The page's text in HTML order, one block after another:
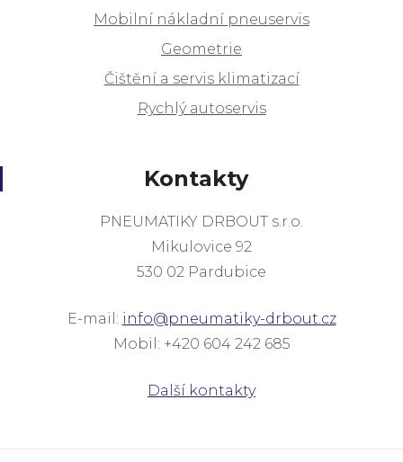
Mobilní nákladní pneuservis
Geometrie
Čištění a servis klimatizací
Rychlý autoservis
Kontakty
PNEUMATIKY DRBOUT s.r.o.
Mikulovice 92
530 02 Pardubice
E-mail: info@pneumatiky-drbout.cz
Mobil: +420 604 242 685
Další kontakty